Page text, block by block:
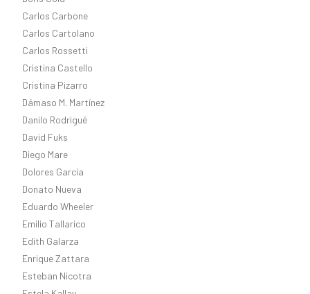
Carlos Carbone
Carlos Cartolano
Carlos Rossetti
Cristina Castello
Cristina Pizarro
Dámaso M. Martínez
Danilo Rodrigué
David Fuks
Diego Mare
Dolores García
Donato Nueva
Eduardo Wheeler
Emilio Tallarico
Edith Galarza
Enrique Zattara
Esteban Nicotra